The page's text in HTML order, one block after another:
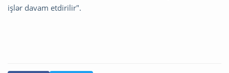
işlər davam etdirilir".